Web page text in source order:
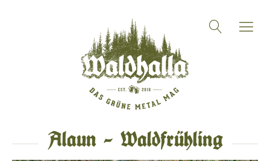
Alaun – Waldfrühling